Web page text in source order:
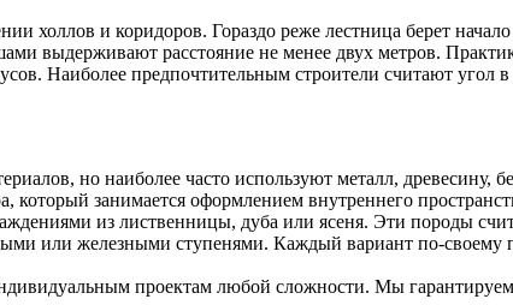
холлов и коридоров. Гораздо реже лестница берет
выдерживают расстояние не менее двух метров.
Наиболее предпочтительным строители считают угол в
но наиболее часто используют металл, древесину,
который занимается оформлением внутреннего
из лиственницы, дуба или ясеня. Эти породы
или железными ступенями. Каждый вариант по-своему
проектам любой сложности. Мы гарантируем